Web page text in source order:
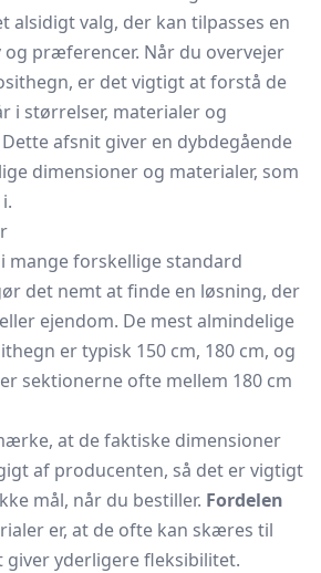
alsidigt valg, der kan tilpasses en
præferencer. Når du overvejer
er det vigtigt at forstå de
i størrelser, materialer og
afsnit giver en dybdegående
dimensioner og materialer, som
mange forskellige standard
det nemt at finde en løsning, der
ejendom. De mest almindelige
er typisk 150 cm, 180 cm, og
sektionerne ofte mellem 180 cm
at de faktiske dimensioner
af producenten, så det er vigtigt
mål, når du bestiller. Fordelen
er, at de ofte kan skæres til
giver yderligere fleksibilitet.